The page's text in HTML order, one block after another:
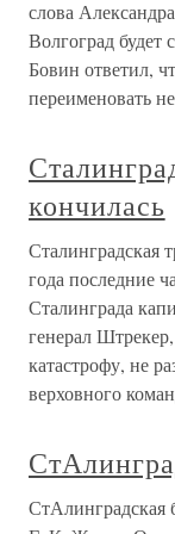
слова
Волгоград будет
Бовин ответил,
переименовать
кончилась
Сталинградская
года последние
Сталинграда
генерал
катастрофу, не
верховного
СтАлинградская